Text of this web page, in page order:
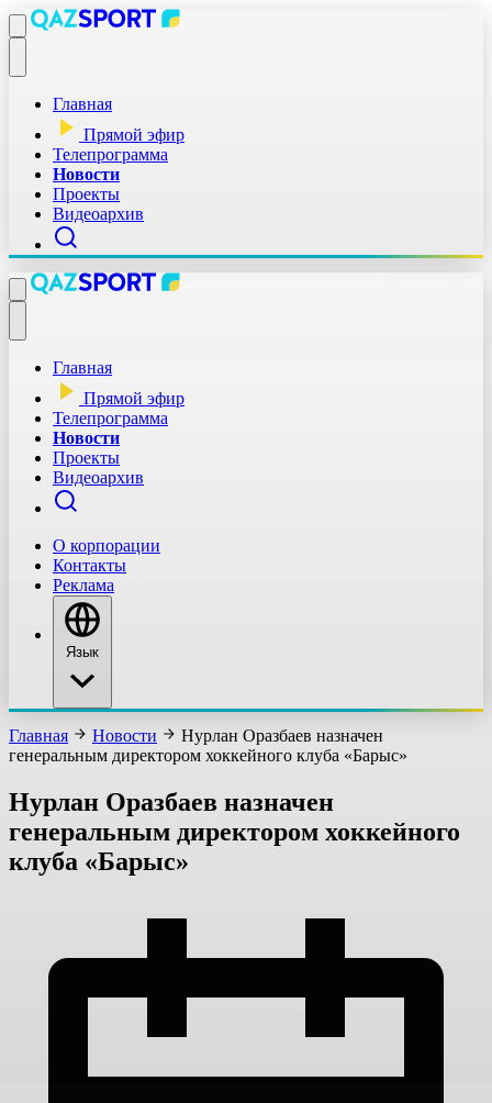
Главная
Прямой эфир
Телепрограмма
Новости
Проекты
Видеоархив
Главная
Прямой эфир
Телепрограмма
Новости
Проекты
Видеоархив
О корпорации
Контакты
Реклама
Язык
Главная Новости
Нурлан Оразбаев назначен
генеральным директором хоккейного клуба «Барыс»
Нурлан Оразбаев назначен
генеральным директором хоккейного
клуба «Барыс»